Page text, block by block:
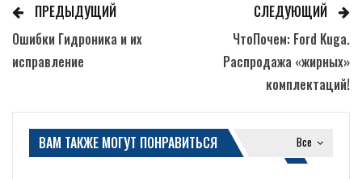
ПРЕДЫДУЩИЙ
Ошибки Гидроника и их
исправление
СЛЕДУЮЩИЙ
ЧтоПочем: Ford Kuga.
Распродажа «жирных»
комплектаций!
Все
ВАМ ТАКЖЕ МОГУТ ПОНРАВИТЬСЯ